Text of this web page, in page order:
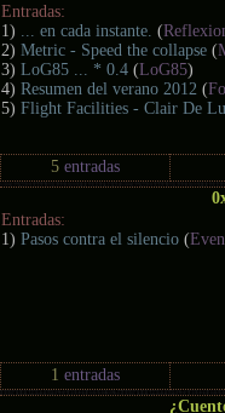
Entradas:
1)
... en cada instante. (
2)Metric - Speed the collapse (
3)LoG85 ... * 0.4 (LoG85)
4)Resumen del verano 2012 (
5)Flight Facilities - Clair De
5 entradas
Entradas:
1)Pasos contra el silencio (
1 entradas